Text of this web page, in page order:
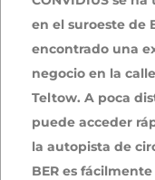
en el suroeste de
encontrado una
negocio en la
Teltow. A poca
puede acceder
la autopista de
BER es